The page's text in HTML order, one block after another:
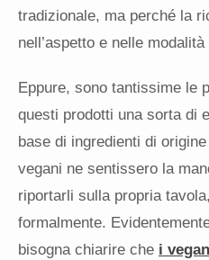
tradizionale, ma perché la
nell’aspetto e nelle
Eppure, sono tantissime le
questi prodotti una sorta di
base di ingredienti di
vegani ne sentissero la
riportarli sulla propria
formalmente.
bisogna chiarire che i